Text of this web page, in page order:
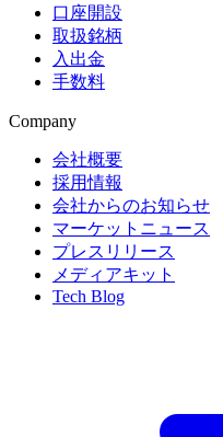
口座開設
取扱銘柄
入出金
手数料
Company
会社概要
採用情報
会社からのお知らせ
マーケットニュース
プレスリリース
メディアキット
Tech Blog